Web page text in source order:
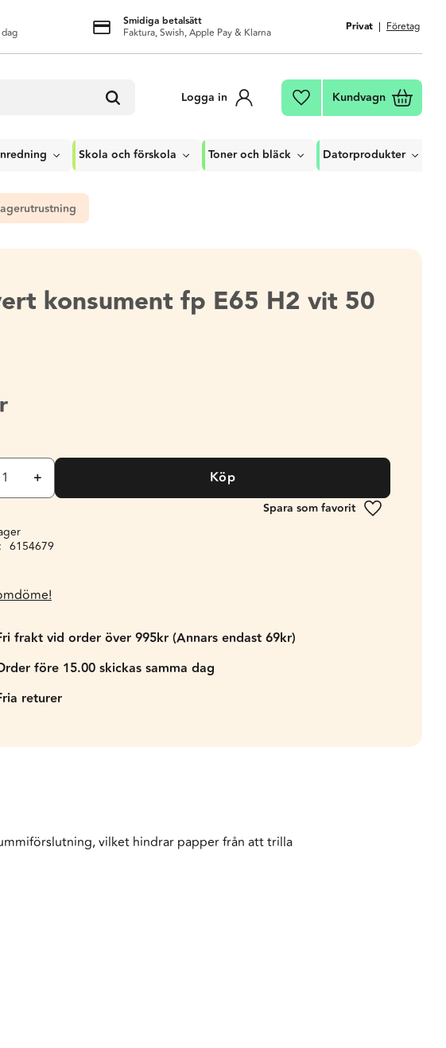
Smidiga betalsätt
Faktura, Swish, Apple Pay & Klarna Privat Företag
Logga in Favoriter
Kundvagn
Skola och förskola Toner och bläck Datorprodukter
konsument fp E65 H2 vit 50
+ Köp
Lägg till i
6154679
frakt vid order över 995kr (Annars endast 69kr)
före 15.00 skickas samma dag
returer
vilket hindrar papper från att trilla